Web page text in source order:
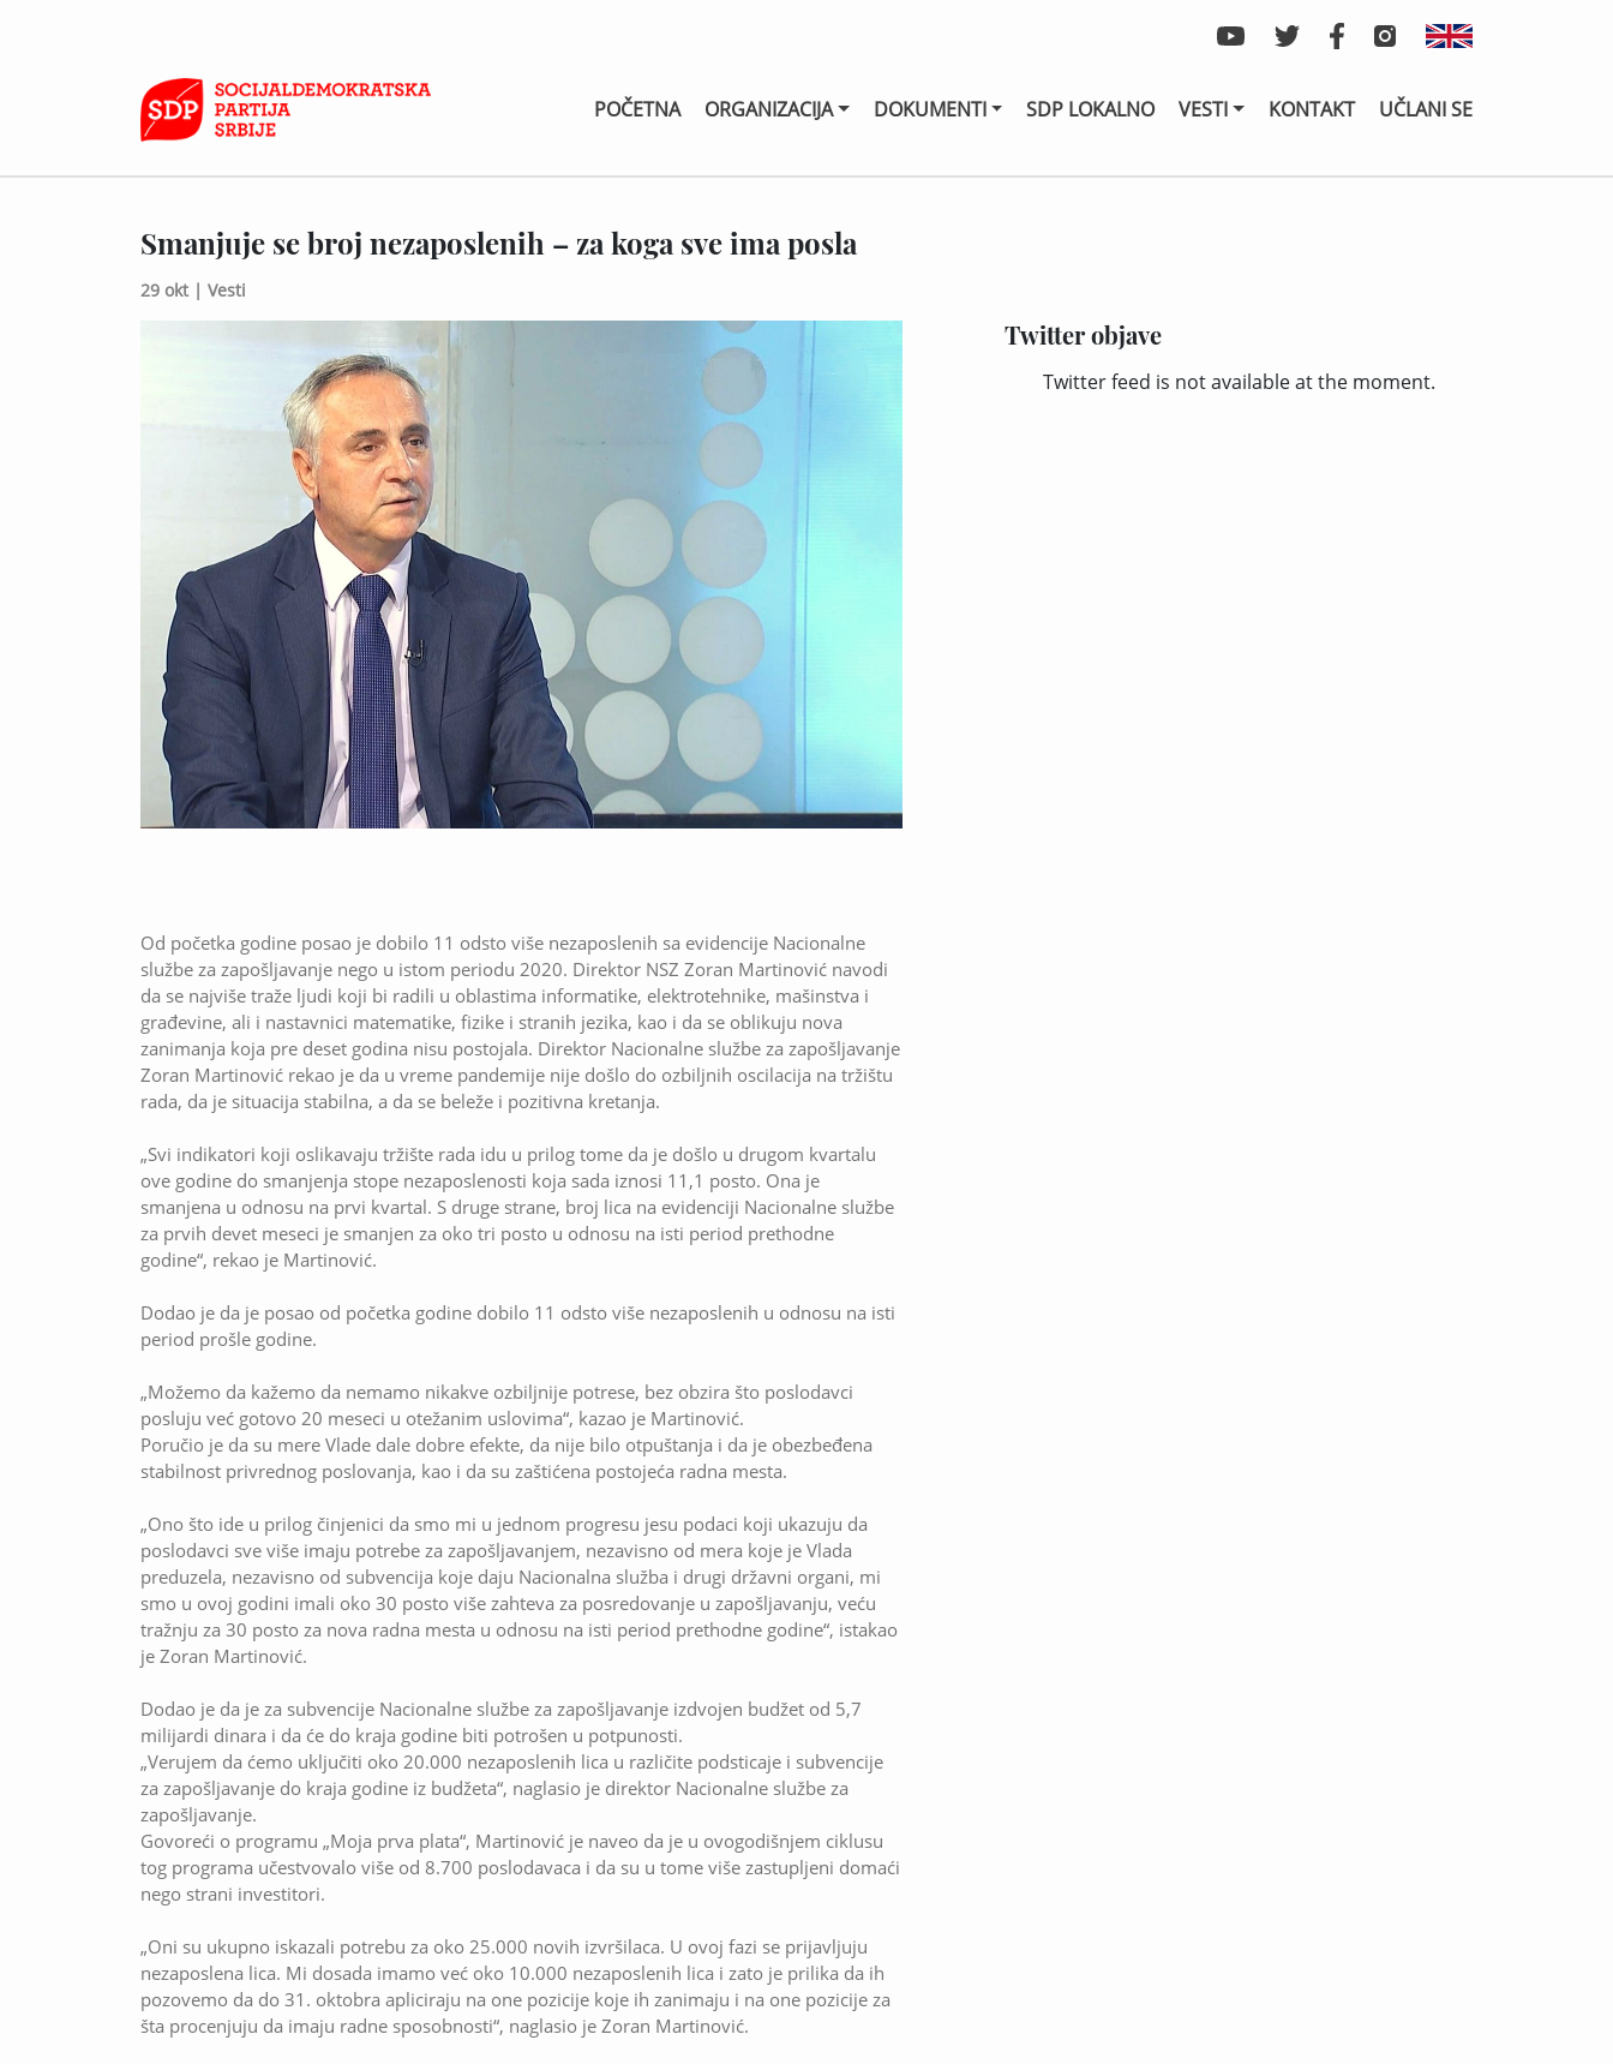
POČETNA ORGANIZACIJA DOKUMENTI SDP LOKALNO VESTI KONTAKT UČLANI SE
Smanjuje se broj nezaposlenih – za koga sve ima posla
29 okt | Vesti
Od početka godine posao je dobilo 11 odsto više nezaposlenih sa evidencije Nacionalne
službe za zapošljavanje nego u istom periodu 2020. Direktor NSZ Zoran Martinović navodi
da se najviše traže ljudi koji bi radili u oblastima informatike, elektrotehnike, mašinstva i
građevine, ali i nastavnici matematike, fizike i stranih jezika, kao i da se oblikuju nova
zanimanja koja pre deset godina nisu postojala. Direktor Nacionalne službe za zapošljavanje
Zoran Martinović rekao je da u vreme pandemije nije došlo do ozbiljnih oscilacija na tržištu
rada, da je situacija stabilna, a da se beleže i pozitivna kretanja.
„Svi indikatori koji oslikavaju tržište rada idu u prilog tome da je došlo u drugom kvartalu
ove godine do smanjenja stope nezaposlenosti koja sada iznosi 11,1 posto. Ona je
smanjena u odnosu na prvi kvartal. S druge strane, broj lica na evidenciji Nacionalne službe
za prvih devet meseci je smanjen za oko tri posto u odnosu na isti period prethodne
godine“, rekao je Martinović.
Dodao je da je posao od početka godine dobilo 11 odsto više nezaposlenih u odnosu na isti
period prošle godine.
„Možemo da kažemo da nemamo nikakve ozbiljnije potrese, bez obzira što poslodavci
posluju već gotovo 20 meseci u otežanim uslovima“, kazao je Martinović.
Poručio je da su mere Vlade dale dobre efekte, da nije bilo otpuštanja i da je obezbeđena
stabilnost privrednog poslovanja, kao i da su zaštićena postojeća radna mesta.
„Ono što ide u prilog činjenici da smo mi u jednom progresu jesu podaci koji ukazuju da
poslodavci sve više imaju potrebe za zapošljavanjem, nezavisno od mera koje je Vlada
preduzela, nezavisno od subvencija koje daju Nacionalna služba i drugi državni organi, mi
smo u ovoj godini imali oko 30 posto više zahteva za posredovanje u zapošljavanju, veću
tražnju za 30 posto za nova radna mesta u odnosu na isti period prethodne godine“, istakao
je Zoran Martinović.
Dodao je da je za subvencije Nacionalne službe za zapošljavanje izdvojen budžet od 5,7
milijardi dinara i da će do kraja godine biti potrošen u potpunosti.
„Verujem da ćemo uključiti oko 20.000 nezaposlenih lica u različite podsticaje i subvencije
za zapošljavanje do kraja godine iz budžeta“, naglasio je direktor Nacionalne službe za
zapošljavanje.
Govoreći o programu „Moja prva plata“, Martinović je naveo da je u ovogodišnjem ciklusu
tog programa učestvovalo više od 8.700 poslodavaca i da su u tome više zastupljeni domaći
nego strani investitori.
„Oni su ukupno iskazali potrebu za oko 25.000 novih izvršilaca. U ovoj fazi se prijavljuju
nezaposlena lica. Mi dosada imamo već oko 10.000 nezaposlenih lica i zato je prilika da ih
pozovemo da do 31. oktobra apliciraju na one pozicije koje ih zanimaju i na one pozicije za
šta procenjuju da imaju radne sposobnosti“, naglasio je Zoran Martinović.
Twitter objave
Twitter feed is not available at the moment.